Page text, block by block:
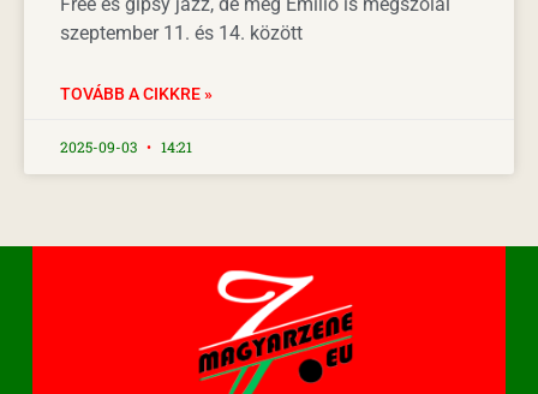
szeptember 11. és 14. között
TOVÁBB A CIKKRE »
2025-09-03 14:21